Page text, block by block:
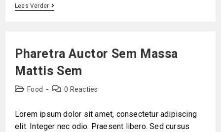
Lees Verder
Pharetra Auctor Sem Massa
Mattis Sem
Food 0 Reacties
Lorem ipsum dolor sit amet, consectetur adipiscing
elit. Integer nec odio. Praesent libero. Sed cursus